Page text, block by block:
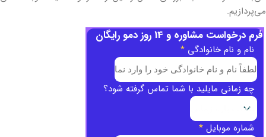
می‌پردازیم.
فرم درخواست مشاوره و 14 روز دمو رایگان
نام و نام خانوادگی *
چه زمانی مایلید با شما تماس گرفته شود؟
شماره موبایل *